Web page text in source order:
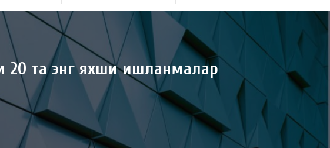
20 та энг яхши ишланмалар